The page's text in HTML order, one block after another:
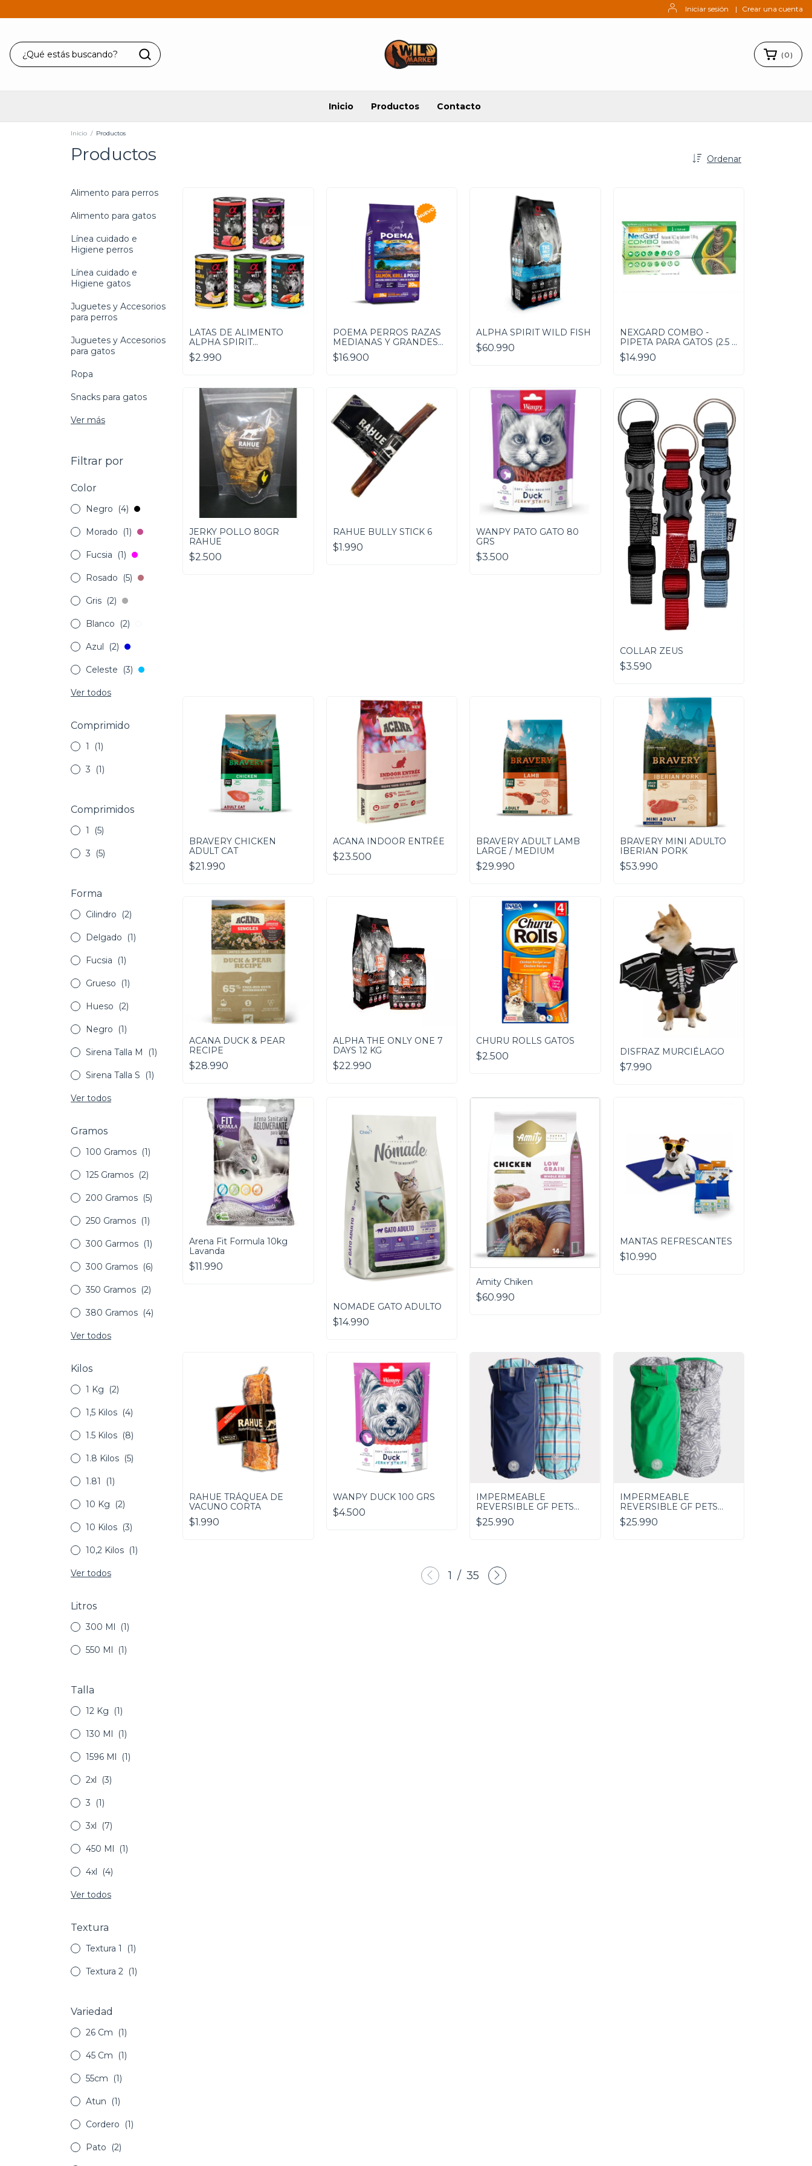
Iniciar sesión | Crear una cuenta
( 0 )
Inicio Productos Contacto
Inicio / Productos
Productos Ordenar
Alimento para perros
Alimento para gatos
Línea cuidado e
Higiene perros
Línea cuidado e
Higiene gatos
Juguetes y Accesorios
para perros
Juguetes y Accesorios
para gatos
Ropa
Snacks para gatos
Ver más
Filtrar por
Color
Negro (4)
Morado (1)
Fucsia (1)
Rosado (5)
Gris (2)
Blanco (2)
Azul (2)
Celeste (3)
Ver todos
Comprimido
1 (1)
3 (1)
Comprimidos
1 (5)
3 (5)
Forma
Cilindro (2)
Delgado (1)
Fucsia (1)
Grueso (1)
Hueso (2)
Negro (1)
Sirena Talla M (1)
Sirena Talla S (1)
Ver todos
Gramos
100 Gramos (1)
125 Gramos (2)
200 Gramos (5)
250 Gramos (1)
300 Garmos (1)
300 Gramos (6)
350 Gramos (2)
380 Gramos (4)
Ver todos
Kilos
1 Kg (2)
1,5 Kilos (4)
1.5 Kilos (8)
1.8 Kilos (5)
1.81 (1)
10 Kg (2)
10 Kilos (3)
10,2 Kilos (1)
Ver todos
Litros
300 Ml (1)
550 Ml (1)
Talla
12 Kg (1)
130 Ml (1)
1596 Ml (1)
2xl (3)
3 (1)
3xl (7)
450 Ml (1)
4xl (4)
Ver todos
Textura
Textura 1 (1)
Textura 2 (1)
Variedad
26 Cm (1)
45 Cm (1)
55cm (1)
Atun (1)
Cordero (1)
Pato (2)
LATAS DE ALIMENTO
ALPHA SPIRIT
VARIEDADES
$2.990
POEMA PERROS RAZAS
MEDIANAS Y GRANDES
SALMÓN, KRILL & POLLO
20 KILOS
$16.900
ALPHA SPIRIT WILD FISH
$60.990
NEXGARD COMBO -
PIPETA PARA GATOS (2.5 A
7.5 kg)
$14.990
JERKY POLLO 80GR
RAHUE
$2.500
RAHUE BULLY STICK 6
$1.990
WANPY PATO GATO 80
GRS
$3.500
COLLAR ZEUS
$3.590
BRAVERY CHICKEN
ADULT CAT
$21.990
ACANA INDOOR ENTRÉE
$23.500
BRAVERY ADULT LAMB
LARGE / MEDIUM
$29.990
BRAVERY MINI ADULTO
IBERIAN PORK
$53.990
ACANA DUCK & PEAR
RECIPE
$28.990
ALPHA THE ONLY ONE 7
DAYS 12 KG
$22.990
CHURU ROLLS GATOS
$2.500 DISFRAZ MURCIÉLAGO
$7.990
Arena Fit Formula 10kg
Lavanda
$11.990
NOMADE GATO ADULTO
$14.990
Amity Chiken
$60.990
MANTAS REFRESCANTES
$10.990
RAHUE TRÁQUEA DE
VACUNO CORTA
$1.990
WANPY DUCK 100 GRS
$4.500
IMPERMEABLE
REVERSIBLE GF PETS
AZUL
$25.990
IMPERMEABLE
REVERSIBLE GF PETS
VERDE
$25.990
1 / 35